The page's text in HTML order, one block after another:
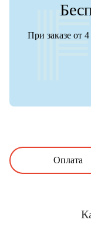
При заказе от
Оплата